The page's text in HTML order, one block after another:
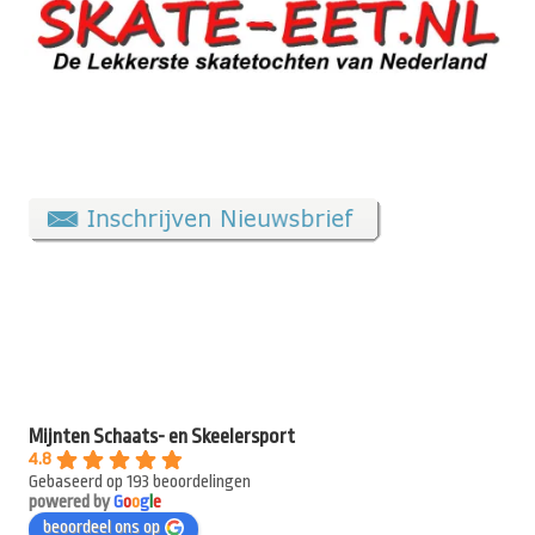
Mijnten Schaats- en Skeelersport
4.8
Gebaseerd op 193 beoordelingen
powered byGooge
beoordeel ons op